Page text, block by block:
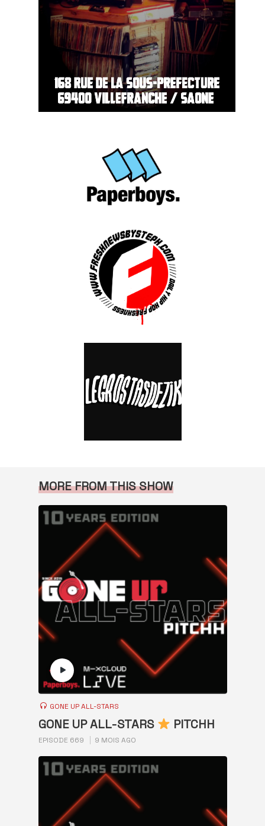
MORE FROM THIS SHOW
GONE UP ALL-STARS
GONE UP ALL-STARS PITCHH
EPISODE 669 9 MOIS AGO